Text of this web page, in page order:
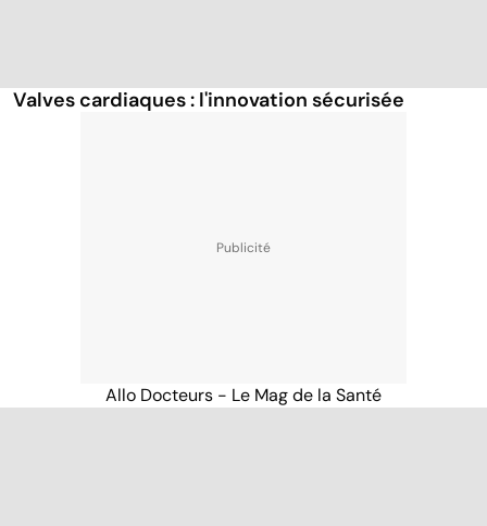
Valves cardiaques : l'innovation sécurisée
Allo Docteurs - Le Mag de la Santé